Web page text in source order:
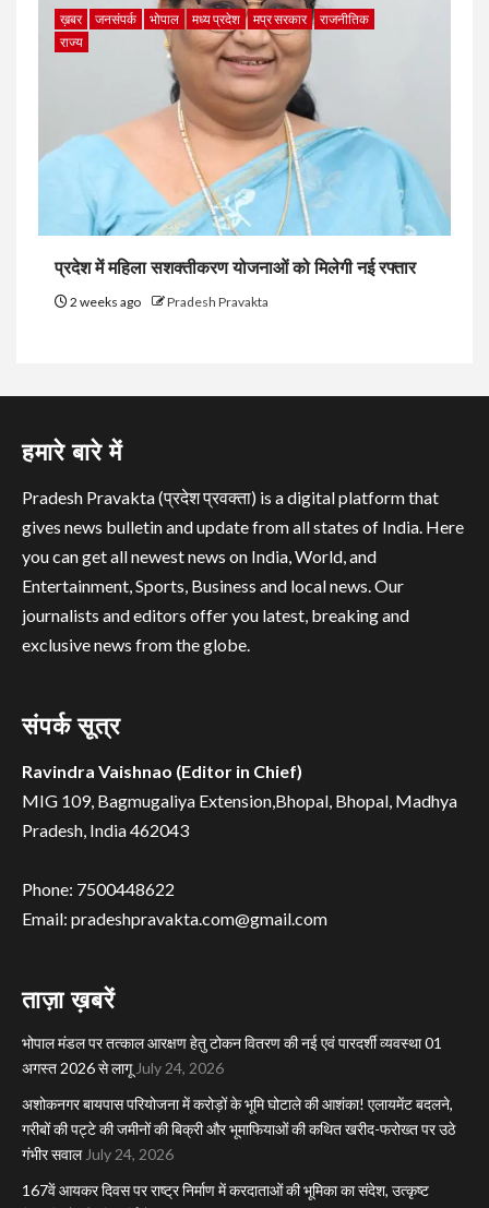
ख़बर जनसंपर्क भोपाल मध्य प्रदेश मप्र सरकार
राजनीतिक
राज्य
प्रदेश में महिला सशक्तीकरण योजनाओं को मिलेगी नई रफ्तार
2 weeks ago Pradesh Pravakta
हमारे बारे में
Pradesh Pravakta (प्रदेश प्रवक्ता) is a digital platform that
gives news bulletin and update from all states of India. Here
you can get all newest news on India, World, and
Entertainment, Sports, Business and local news. Our
journalists and editors offer you latest, breaking and
exclusive news from the globe.
संपर्क सूत्र
Ravindra Vaishnao (Editor in Chief)
MIG 109, Bagmugaliya Extension,Bhopal, Bhopal, Madhya
Pradesh, India 462043
Phone: 7500448622
Email: pradeshpravakta.com@gmail.com
ताज़ा ख़बरें
भोपाल मंडल पर तत्काल आरक्षण हेतु टोकन वितरण की नई एवं पारदर्शी व्यवस्था 01
अगस्त 2026 से लागू July 24, 2026
अशोकनगर बायपास परियोजना में करोड़ों के भूमि घोटाले की आशंका! एलायमेंट बदलने,
गरीबों की पट्टे की जमीनों की बिक्री और भूमाफियाओं की कथित खरीद-फरोख्त पर उठे
गंभीर सवाल July 24, 2026
167वें आयकर दिवस पर राष्ट्र निर्माण में करदाताओं की भूमिका का संदेश, उत्कृष्ट